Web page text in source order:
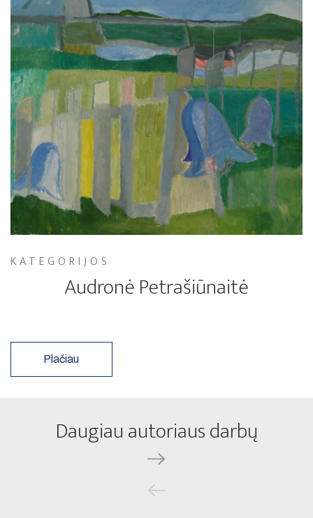
KATEGORIJOS
Audronė Petrašiūnaitė
Plačiau
Daugiau autoriaus darbų